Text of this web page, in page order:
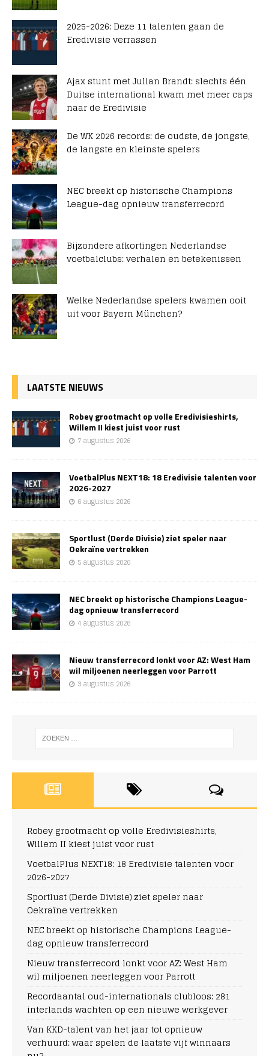
2025-2026: Deze 11 talenten gaan de
Eredivisie verrassen
Ajax stunt met Julian Brandt: slechts één
Duitse international kwam met meer caps
naar de Eredivisie
De WK 2026 records: de oudste, de jongste,
de langste en kleinste spelers
NEC breekt op historische Champions
League-dag opnieuw transferrecord
Bijzondere afkortingen Nederlandse
voetbalclubs: verhalen en betekenissen
Welke Nederlandse spelers kwamen ooit
uit voor Bayern München?
LAATSTE NIEUWS
Robey grootmacht op volle Eredivisieshirts,
Willem II kiest juist voor rust
7 augustus 2026
VoetbalPlus NEXT18: 18 Eredivisie talenten voor
2026-2027
6 augustus 2026
Sportlust (Derde Divisie) ziet speler naar
Oekraïne vertrekken
5 augustus 2026
NEC breekt op historische Champions League-
dag opnieuw transferrecord
4 augustus 2026
Nieuw transferrecord lonkt voor AZ: West Ham
wil miljoenen neerleggen voor Parrott
3 augustus 2026
Robey grootmacht op volle Eredivisieshirts,
Willem II kiest juist voor rust
VoetbalPlus NEXT18: 18 Eredivisie talenten voor
2026-2027
Sportlust (Derde Divisie) ziet speler naar
Oekraïne vertrekken
NEC breekt op historische Champions League-
dag opnieuw transferrecord
Nieuw transferrecord lonkt voor AZ: West Ham
wil miljoenen neerleggen voor Parrott
Recordaantal oud-internationals clubloos: 281
interlands wachten op een nieuwe werkgever
Van KKD-talent van het jaar tot opnieuw
verhuurd: waar spelen de laatste vijf winnaars